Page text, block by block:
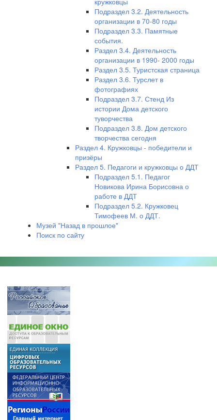
Подраздел 3.2. Деятельность
организации в 70-80 годы
Подраздел 3.3. Памятные
события.
Раздел 3.4. Деятельность
организации в 1990- 2000 годы
Раздел 3.5. Туристская страница
Раздел 3.6. Турслет в
фотографиях
Подраздел 3.7. Стенд Из
истории Дома детского
туворчества
Подраздел 3.8. Дом детского
творчества сегодня
Раздел 4. Кружковцы - победители и
призёры
Раздел 5. Педагоги и кружковцы о ДДТ
Подраздел 5.1. Педагог
Новикова Ирина Борисовна о
работе в ДДТ
Подраздел 5.2. Кружковец
Тимофеев М. о ДДТ.
Музей "Назад в прошлое"
Поиск по сайту